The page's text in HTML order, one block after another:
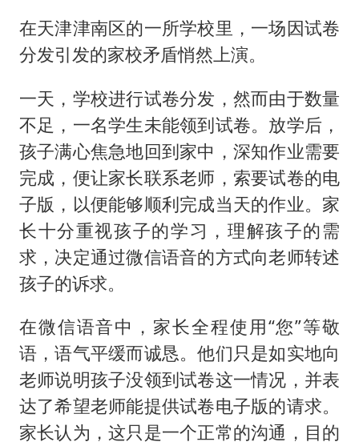
广岛核爆81周年央视播《奥本海默》
河南某医院2.33亿工程串标案细节披露
立秋的仪式感
公司“上四休三”但要降薪1000元
A股收盘：三大指数均涨超1%
朱雨玲晋级WTT横滨冠军赛女单八强
东方之约 相约未来
在天津津南区的一所学校里，一场因试卷
分发引发的家校矛盾悄然上演。
一天，学校进行试卷分发，然而由于数量
不足，一名学生未能领到试卷。放学后，
孩子满心焦急地回到家中，深知作业需要
完成，便让家长联系老师，索要试卷的电
子版，以便能够顺利完成当天的作业。家
长十分重视孩子的学习，理解孩子的需
求，决定通过微信语音的方式向老师转述
孩子的诉求。
在微信语音中，家长全程使用“您”等敬
语，语气平缓而诚恳。他们只是如实地向
老师说明孩子没领到试卷这一情况，并表
达了希望老师能提供试卷电子版的请求。
家长认为，这只是一个正常的沟通，目的